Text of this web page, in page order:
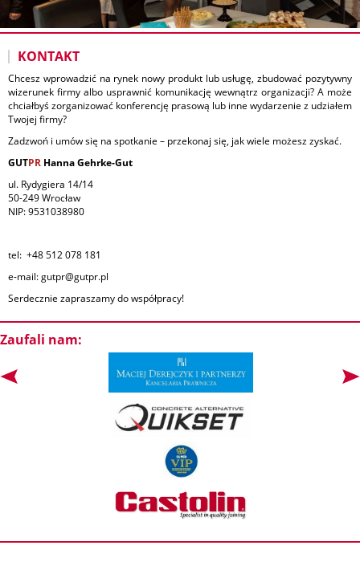
KONTAKT
Chcesz wprowadzić na rynek nowy produkt lub usługę, zbudować pozytywny
wizerunek firmy albo usprawnić komunikację wewnątrz organizacji? A może
chciałbyś zorganizować konferencję prasową lub inne wydarzenie z udziałem
Twojej firmy?
Zadzwoń i umów się na spotkanie – przekonaj się, jak wiele możesz zyskać.
GUTPR Hanna Gehrke-Gut
ul. Rydygiera 14/14
50-249 Wrocław
NIP: 9531038980
tel: +48 512 078 181
e-mail: gutpr@gutpr.pl
Serdecznie zapraszamy do współpracy!
Zaufali nam: